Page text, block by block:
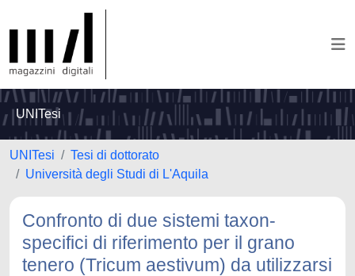
UNITesi
UNITesi
Tesi di dottorato
Università degli Studi di L'Aquila
Confronto di due sistemi taxon-
specifici di riferimento per il grano
tenero (Tricum aestivum) da utilizzarsi